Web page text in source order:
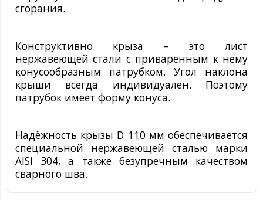
сгорания.
Конструктивно крыза – это лист
нержавеющей стали с приваренным к нему
конусообразным патрубком. Угол наклона
крыши всегда индивидуален. Поэтому
патрубок имеет форму конуса.
Надёжность крызы D 110 мм обеспечивается
специальной нержавеющей сталью марки
AISI 304, а также безупречным качеством
сварного шва.